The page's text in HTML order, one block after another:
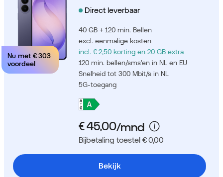
Nu met € 303
voordeel
Direct leverbaar
40 GB + 120 min. Bellen
excl. eenmalige kosten
incl. € 2,50 korting en 20 GB extra
120 min. bellen/sms'en in NL en EU
Snelheid tot 300 Mbit/s in NL
5G-toegang
Bijbetaling toestel € 0,00
Bekijk